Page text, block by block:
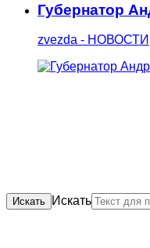
Губернатор
zvezda - НОВОСТИ
Искать Искать